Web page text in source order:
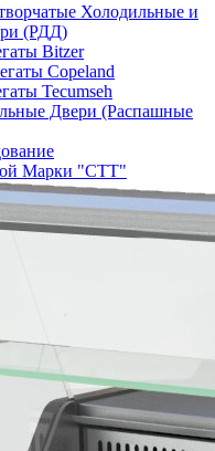
Холодильные и
(РДД)
Bitzer
Copeland
Tecumseh
Двери (Распашные
Марки "СТТ"